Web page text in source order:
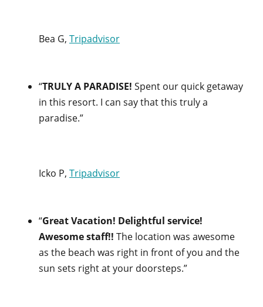
Bea G, Tripadvisor
“TRULY A PARADISE! Spent our quick getaway
in this resort. I can say that this truly a
paradise.”
Icko P, Tripadvisor
“Great Vacation! Delightful service!
Awesome staff!! The location was awesome
as the beach was right in front of you and the
sun sets right at your doorsteps.”